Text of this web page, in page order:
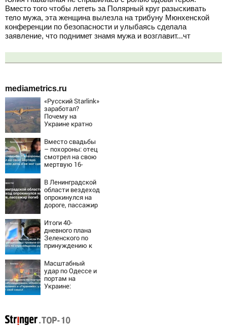
Вместо того чтобы лететь за Полярный круг разыскивать
тело мужа, эта женщина вылезла на трибуну Мюнхенской
конференции по безопасности и улыбаясь сделала
заявление, что поднимет знамя мужа и возглавит...чт
mediametrics.ru
«Русский Starlink»
заработал?
Почему на
Украине кратно
точность
попаданий по
объектам ВСУ
Вместо свадьбы
– похороны: отец
смотрел на свою
мертвую 16-
мог сдержать
слезы
В Ленинградской
области вездеход
опрокинулся на
дороге, пассажир
Итоги 40-
дневного плана
Зеленского по
принуждению к
ответила Россия,
полный разбор
провала операции
Украины от
военкора Коца
Масштабный
удар по Одессе и
портам на
Украине:
ударах России 9
августа 2026 года